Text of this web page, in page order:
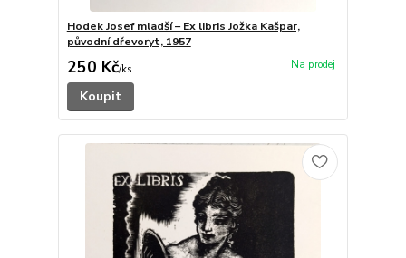
Hodek Josef mladší – Ex libris Jožka Kašpar,
původní dřevoryt, 1957
250 Kč/ks
Koupit